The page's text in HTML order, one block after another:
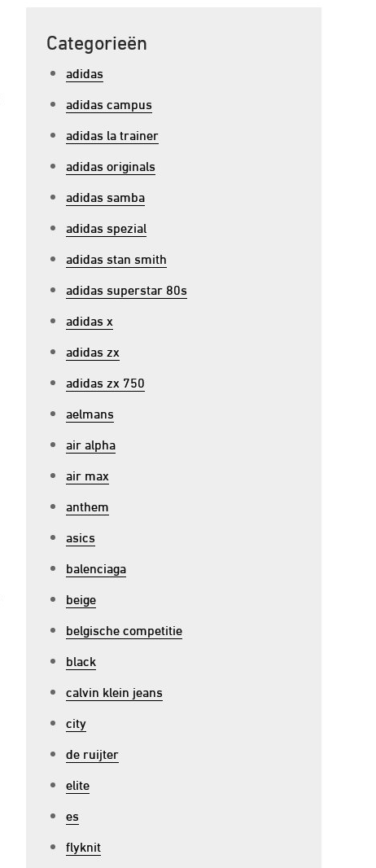
Categorieën
adidas
adidas campus
adidas la trainer
adidas originals
adidas samba
adidas spezial
adidas stan smith
adidas superstar 80s
adidas x
adidas zx
adidas zx 750
aelmans
air alpha
air max
anthem
asics
balenciaga
beige
belgische competitie
black
calvin klein jeans
city
de ruijter
elite
es
flyknit